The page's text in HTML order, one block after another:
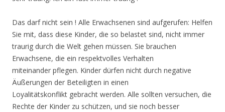
Das darf nicht sein ! Alle Erwachsenen sind aufgerufen: Helfen
Sie mit, dass diese Kinder, die so belastet sind, nicht immer
traurig durch die Welt gehen müssen. Sie brauchen
Erwachsene, die ein respektvolles Verhalten
miteinander pflegen. Kinder dürfen nicht durch negative
Äußerungen der Beteiligten in einen
Loyalitätskonflikt gebracht werden. Alle sollten versuchen, die
Rechte der Kinder zu schützen, und sie noch besser